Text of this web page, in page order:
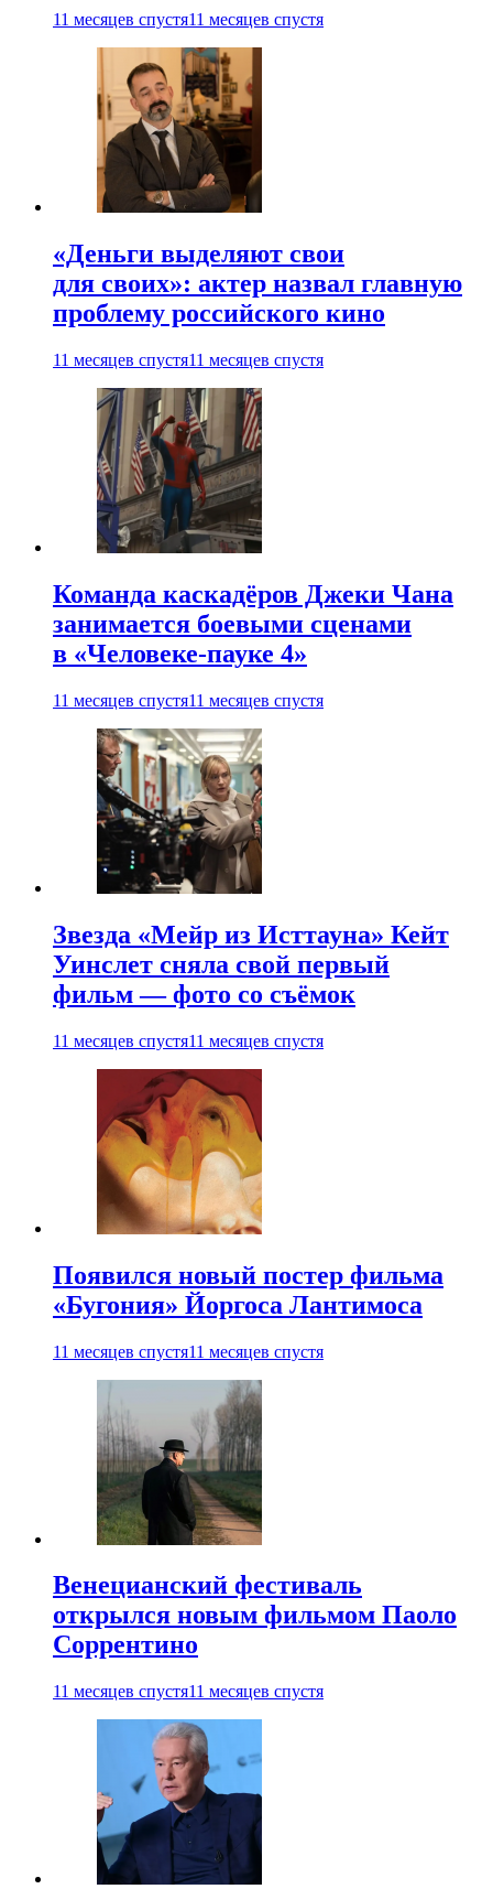
11 месяцев спустя11 месяцев спустя
«Деньги выделяют свои
для своих»: актер назвал главную
проблему российского кино
11 месяцев спустя11 месяцев спустя
Команда каскадёров Джеки Чана
занимается боевыми сценами
в «Человеке-пауке 4»
11 месяцев спустя11 месяцев спустя
Звезда «Мейр из Исттауна» Кейт
Уинслет сняла свой первый
фильм — фото со съёмок
11 месяцев спустя11 месяцев спустя
Появился новый постер фильма
«Бугония» Йоргоса Лантимоса
11 месяцев спустя11 месяцев спустя
Венецианский фестиваль
открылся новым фильмом Паоло
Соррентино
11 месяцев спустя11 месяцев спустя